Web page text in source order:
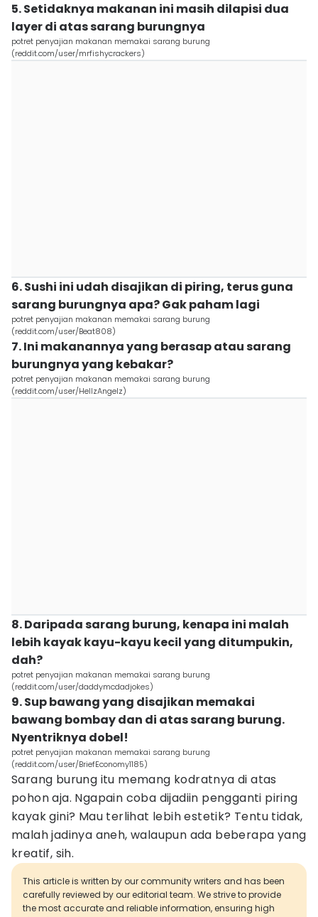
5. Setidaknya makanan ini masih dilapisi dua
layer di atas sarang burungnya
potret penyajian makanan memakai sarang burung
(reddit.com/user/mrfishycrackers)
6. Sushi ini udah disajikan di piring, terus guna
sarang burungnya apa? Gak paham lagi
potret penyajian makanan memakai sarang burung
(reddit.com/user/Beat808)
7. Ini makanannya yang berasap atau sarang
burungnya yang kebakar?
potret penyajian makanan memakai sarang burung
(reddit.com/user/HellzAngelz)
8. Daripada sarang burung, kenapa ini malah
lebih kayak kayu-kayu kecil yang ditumpukin,
dah?
potret penyajian makanan memakai sarang burung
(reddit.com/user/daddymcdadjokes)
9. Sup bawang yang disajikan memakai
bawang bombay dan di atas sarang burung.
Nyentriknya dobel!
potret penyajian makanan memakai sarang burung
(reddit.com/user/BriefEconomy1185)
Sarang burung itu memang kodratnya di atas
pohon aja. Ngapain coba dijadiin pengganti piring
kayak gini? Mau terlihat lebih estetik? Tentu tidak,
malah jadinya aneh, walaupun ada beberapa yang
kreatif, sih.
This article is written by our community writers and has been
carefully reviewed by our editorial team. We strive to provide
the most accurate and reliable information, ensuring high